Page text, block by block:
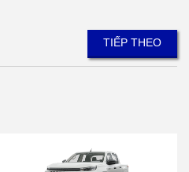
TIẾP THEO